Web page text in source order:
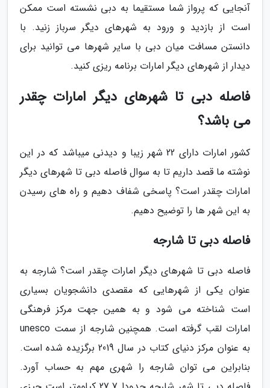
آنجایی که پرواز شما مستقیما به دبی نشسته است ممکن
است از بازدید و ورود به شهرهای دیگر سرباز زنید. با
دانستن مسافت میان دبی با سایر شهرها می توانید برای
دیدار از شهرهای دیگر امارات برنامه ریزی کنید.
فاصله دبی تا شهرهای دیگر امارات چقدر
می باشد؟
کشور امارات دارای 22 شهر زیبا و دیدنی میباشد که در این
نوشته ما قصد داریم تا به سوال فاصله دبی تا شهرهای دیگر
امارات چقدر است؟ پاسخی شفاف دهیم و راه های رسیدن
به این شهر ها را توضیح دهیم.
فاصله دبی تا شارجه
فاصله دبی تا شهرهای دیگر امارات چقدر است؟ شارجه به
عنوان یکی از شهرهایی که مقصدی دانشجویان بسیاری
است شناخته می شود و به همین جهت مرکز فرهنگی
امارات لقب گرفته است. همچنین شارجه از سمت unesco
به عنوان مرکز دنیای کتاب در سال 2019 برگزیده شده است.
بنابراین می توان شارجه را شهری مهم به حساب آورد.